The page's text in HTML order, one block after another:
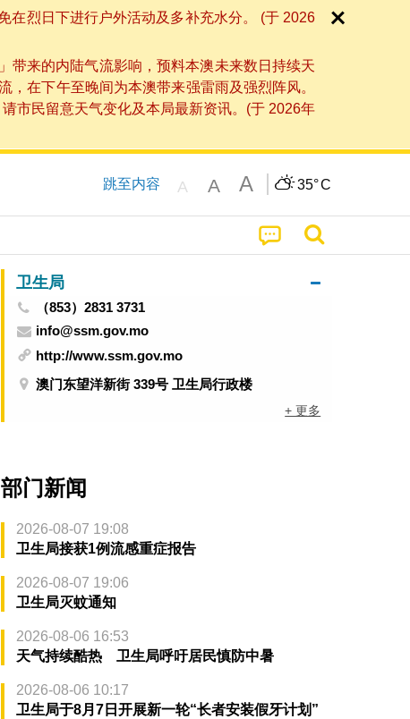
在烈日下进行户外活动及多补充水分。 (于 2026
带来的内陆气流影响，预料本澳未来数日持续天
在下午至晚间为本澳带来强雷雨及强烈阵风。
市民留意天气变化及本局最新资讯。(于 2026年
跳至内容 A A A 35°C
卫生局
（853）2831 3731
info@ssm.gov.mo
http://www.ssm.gov.mo
澳门东望洋新街 339号 卫生局行政楼
+ 更多
部门新闻
2026-08-07 19:08
卫生局接获1例流感重症报告
2026-08-07 19:06
卫生局灭蚊通知
2026-08-06 16:53
天气持续酷热 卫生局呼吁居民慎防中暑
2026-08-06 10:17
卫生局于8月7日开展新一轮“长者安装假牙计划”